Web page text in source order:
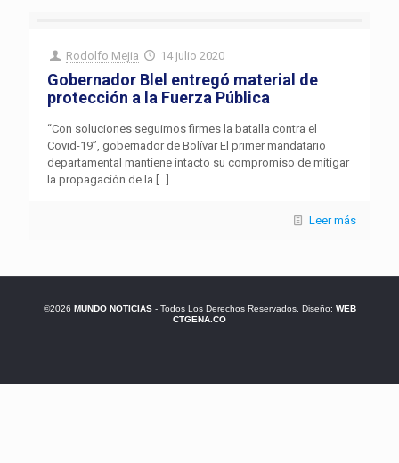
Rodolfo Mejia 14 julio 2020
Gobernador Blel entregó material de
protección a la Fuerza Pública
“Con soluciones seguimos firmes la batalla contra el
Covid-19”, gobernador de Bolívar El primer mandatario
departamental mantiene intacto su compromiso de mitigar
la propagación de la […]
Leer más
©2026 MUNDO NOTICIAS- Todos Los Derechos Reservados. Diseño: WEB
CTGENA.CO